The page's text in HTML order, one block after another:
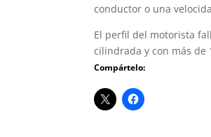
conductor o una
El perfil del motorista
cilindrada y con más de
Compártelo: